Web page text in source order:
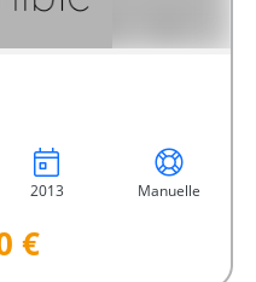
2013 Manuelle
€